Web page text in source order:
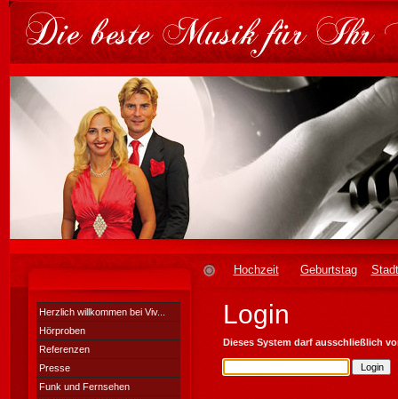
Hochzeit Geburtstag
Herzlich willkommen bei Viv...
Hörproben
Referenzen
Presse
Funk und Fernsehen
Login
Dieses System darf ausschließlich